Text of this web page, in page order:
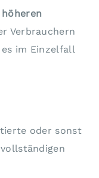
höheren
Verbrauchern
im Einzelfall
oder sonst